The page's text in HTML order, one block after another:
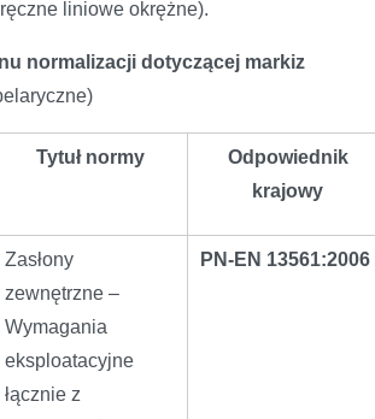
liniowe okrężne).
normalizacji dotyczącej markiz
Tytuł normy
Odpowiednik
krajowy
Zasłony
zewnętrzne –
Wymagania
eksploatacyjne
łącznie z
PN-EN 13561:2006